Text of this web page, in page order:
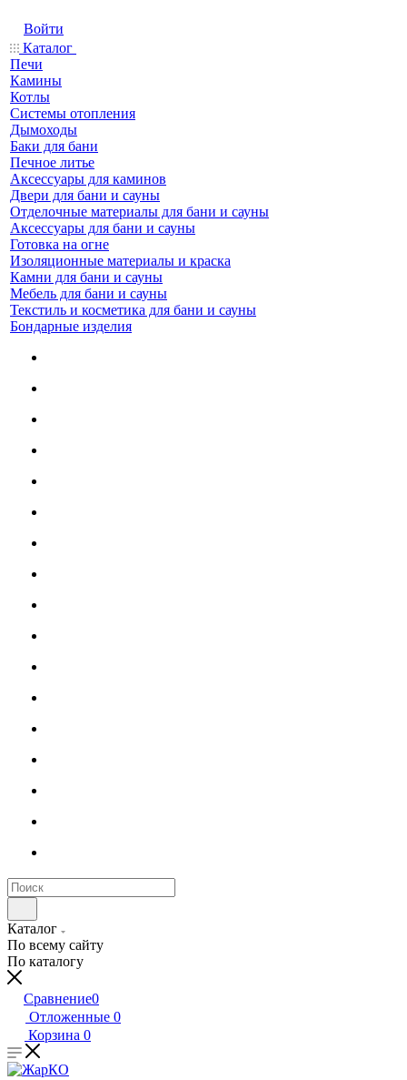
Войти
Каталог
Печи
Камины
Котлы
Системы отопления
Дымоходы
Баки для бани
Печное литье
Аксессуары для каминов
Двери для бани и сауны
Отделочные материалы для бани и сауны
Аксессуары для бани и сауны
Готовка на огне
Изоляционные материалы и краска
Камни для бани и сауны
Мебель для бани и сауны
Текстиль и косметика для бани и сауны
Бондарные изделия
Каталог
По всему сайту
По каталогу
Сравнение0
Отложенные 0
Корзина 0